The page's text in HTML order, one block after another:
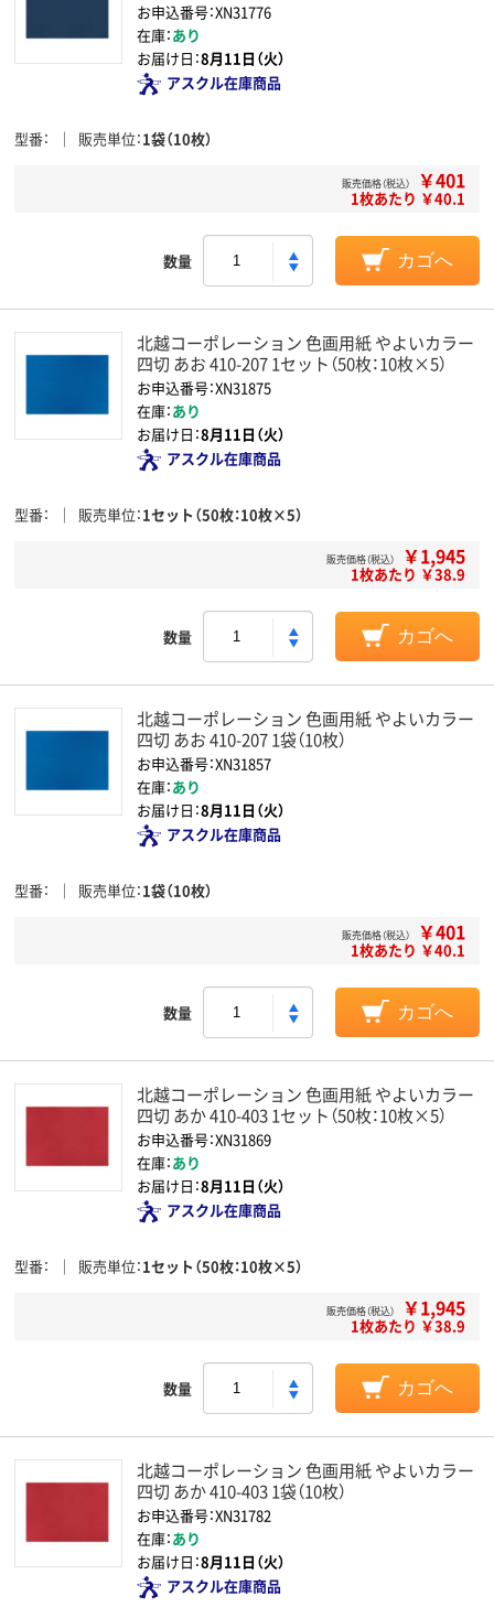
お申込番号：XN31776
在庫：あり
お届け日：8月11日（火）
アスクル在庫商品
型番 販売単位 1袋（10枚）
販売価格（税込） ￥401
1枚あたり ￥40.1
数量 カゴへ
北越コーポレーション 色画用紙 やよいカラー
四切 あお 410-207 1セット（50枚：10枚×5）
お申込番号：XN31875
在庫：あり
お届け日：8月11日（火）
アスクル在庫商品
型番 販売単位 1セット（50枚：10枚×5）
販売価格（税込） ￥1,945
1枚あたり ￥38.9
数量 カゴへ
北越コーポレーション 色画用紙 やよいカラー
四切 あお 410-207 1袋（10枚）
お申込番号：XN31857
在庫：あり
お届け日：8月11日（火）
アスクル在庫商品
型番 販売単位 1袋（10枚）
販売価格（税込） ￥401
1枚あたり ￥40.1
数量 カゴへ
北越コーポレーション 色画用紙 やよいカラー
四切 あか 410-403 1セット（50枚：10枚×5）
お申込番号：XN31869
在庫：あり
お届け日：8月11日（火）
アスクル在庫商品
型番 販売単位 1セット（50枚：10枚×5）
販売価格（税込） ￥1,945
1枚あたり ￥38.9
数量 カゴへ
北越コーポレーション 色画用紙 やよいカラー
四切 あか 410-403 1袋（10枚）
お申込番号：XN31782
在庫：あり
お届け日：8月11日（火）
アスクル在庫商品